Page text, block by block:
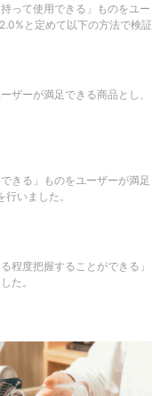
って使用できる」ものをユー
と定めて以下の方法で検証
ザーが満足できる商品とし、
きる」ものをユーザーが満足
いました。
程度把握することができる」
た。